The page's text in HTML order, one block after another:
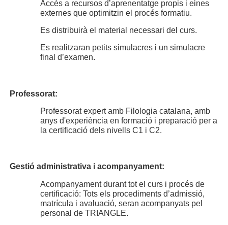
Accés a recursos d’aprenentatge propis i eines
externes que optimitzin el procés formatiu.
Es distribuirà el material necessari del curs.
Es realitzaran petits simulacres i un simulacre
final d’examen.
Professorat:
Professorat expert amb Filologia catalana, amb
anys d'experiència en formació i preparació per a
la certificació dels nivells C1 i C2.
Gestió administrativa i acompanyament:
Acompanyament durant tot el curs i procés de
certificació: Tots els procediments d’admissió,
matrícula i avaluació, seran acompanyats pel
personal de TRIANGLE.